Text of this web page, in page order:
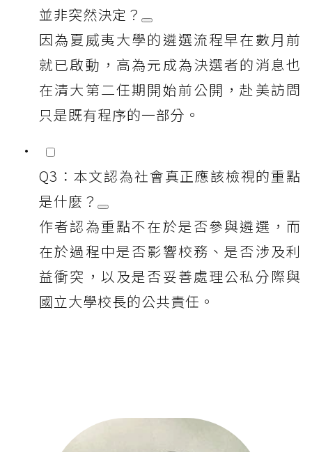
並非突然決定？
因為夏威夷大學的遴選流程早在數月前
就已啟動，高為元成為決選者的消息也
在清大第二任期開始前公開，赴美訪問
只是既有程序的一部分。
Q3：本文認為社會真正應該檢視的重點
是什麼？
作者認為重點不在於是否參與遴選，而
在於過程中是否影響校務、是否涉及利
益衝突，以及是否妥善處理公私分際與
國立大學校長的公共責任。